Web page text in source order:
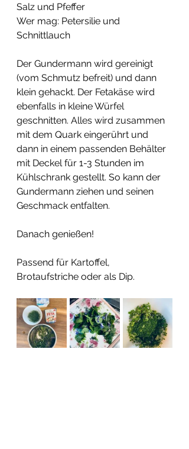
Salz und Pfeffer
Wer mag: Petersilie und
Schnittlauch
Der Gundermann wird gereinigt
(vom Schmutz befreit) und dann
klein gehackt. Der Fetakäse wird
ebenfalls in kleine Würfel
geschnitten. Alles wird zusammen
mit dem Quark eingerührt und
dann in einem passenden Behälter
mit Deckel für 1-3 Stunden im
Kühlschrank gestellt. So kann der
Gundermann ziehen und seinen
Geschmack entfalten.
Danach genießen!
Passend für Kartoffel,
Brotaufstriche oder als Dip.